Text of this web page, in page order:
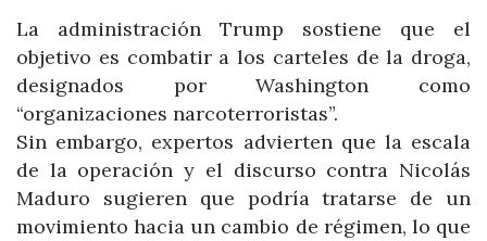
La administración Trump sostiene que el
objetivo es combatir a los carteles de la droga,
designados por Washington como
“organizaciones narcoterroristas”.
Sin embargo, expertos advierten que la escala
de la operación y el discurso contra Nicolás
Maduro sugieren que podría tratarse de un
movimiento hacia un cambio de régimen, lo que